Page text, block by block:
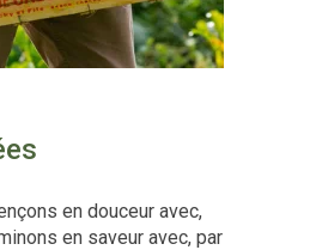
en douceur avec,
en saveur avec, par